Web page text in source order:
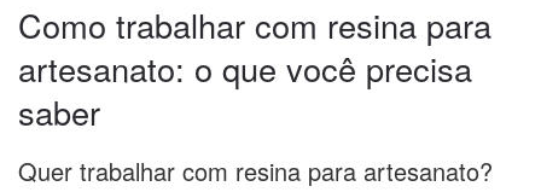
Como trabalhar com resina para
artesanato: o que você precisa
saber
Quer trabalhar com resina para artesanato?